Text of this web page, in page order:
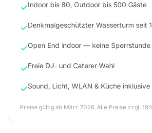
✓Indoor bis 80, Outdoor bis 500 Gäste
✓Denkmalgeschützter Wasserturm seit
✓Open End indoor — keine Sperrstunde
✓Freie DJ- und Caterer-Wahl
✓Sound, Licht, WLAN & Küche inklusive
Preise gültig ab März 2026. Alle Preise zzgl.